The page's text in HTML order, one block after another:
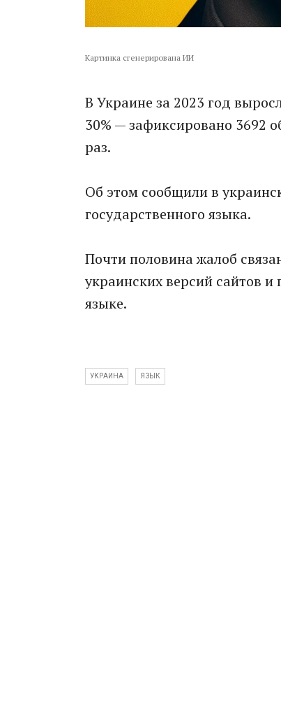
Картинка сгенерирована ИИ
В Украине за 2023 год
30% — зафиксировано 3692
раз.
Об этом сообщили в
государственного языка.
Почти половина жалоб
украинских версий сайтов
языке.
УКРАИНА ЯЗЫК